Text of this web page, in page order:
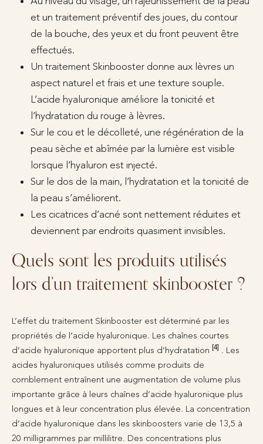
et un traitement préventif des joues, du contour
de la bouche, des yeux et du front peuvent être
effectués.
Un traitement Skinbooster donne aux lèvres un
aspect naturel et frais et une texture souple.
L’acide hyaluronique améliore la tonicité et
l’hydratation du rouge à lèvres.
Sur le cou et le décolleté, une régénération de la
peau sèche et abîmée par la lumière est visible
lorsque l’hyaluron est injecté.
Sur le dos de la main, l’hydratation et la tonicité de
la peau s’améliorent.
Les cicatrices d’acné sont nettement réduites et
deviennent par endroits quasiment invisibles.
Quels sont les produits utilisés
lors d’un traitement skinbooster ?
L’effet du traitement Skinbooster est déterminé par les
propriétés de l’acide hyaluronique. Les chaînes courtes
d’acide hyaluronique apportent plus d’hydratation [4] . Les
acides hyaluroniques utilisés comme produits de
comblement entraînent une augmentation de volume plus
importante grâce à leurs chaînes d’acide hyaluronique plus
longues et à leur concentration plus élevée. La concentration
d’acide hyaluronique dans les skinboosters varie de 13,5 à
20 milligrammes par millilitre. Des concentrations plus